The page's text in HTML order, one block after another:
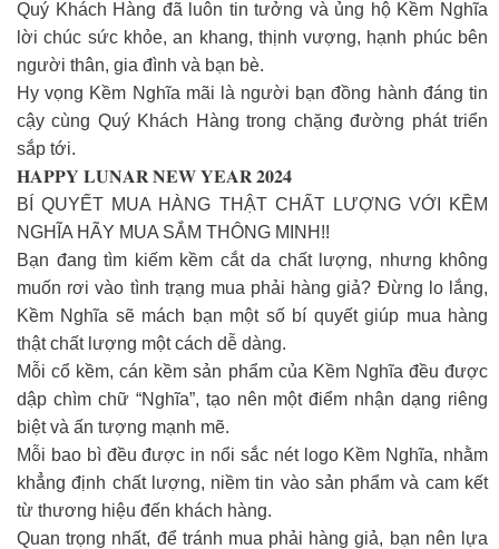
Quý Khách Hàng đã luôn tin tưởng và ủng hộ Kềm Nghĩa
lời chúc sức khỏe, an khang, thịnh vượng, hạnh phúc bên
người thân, gia đình và bạn bè.
Hy vọng Kềm Nghĩa mãi là người bạn đồng hành đáng tin
cậy cùng Quý Khách Hàng trong chặng đường phát triển
sắp tới.
𝐇𝐀𝐏𝐏𝐘 𝐋𝐔𝐍𝐀𝐑 𝐍𝐄𝐖 𝐘𝐄𝐀𝐑 𝟐𝟎𝟐𝟒
BÍ QUYẾT MUA HÀNG THẬT CHẤT LƯỢNG VỚI KỀM
NGHĨA HÃY MUA SẮM THÔNG MINH!!
Bạn đang tìm kiếm kềm cắt da chất lượng, nhưng không
muốn rơi vào tình trạng mua phải hàng giả? Đừng lo lắng,
Kềm Nghĩa sẽ mách bạn một số bí quyết giúp mua hàng
thật chất lượng một cách dễ dàng.
Mỗi cổ kềm, cán kềm sản phẩm của Kềm Nghĩa đều được
dập chìm chữ “Nghĩa”, tạo nên một điểm nhận dạng riêng
biệt và ấn tượng mạnh mẽ.
Mỗi bao bì đều được in nổi sắc nét logo Kềm Nghĩa, nhằm
khẳng định chất lượng, niềm tin vào sản phẩm và cam kết
từ thương hiệu đến khách hàng.
Quan trọng nhất, để tránh mua phải hàng giả, bạn nên lựa